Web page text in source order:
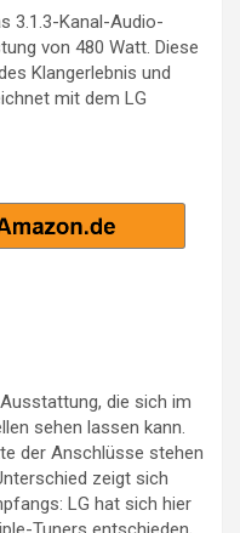
3.1.3-Kanal-Audio-
von 480 Watt. Diese
Klangerlebnis und
mit dem LG
Ausstattung, die sich im
sehen lassen kann.
der Anschlüsse stehen
zeigt sich
LG hat sich hier